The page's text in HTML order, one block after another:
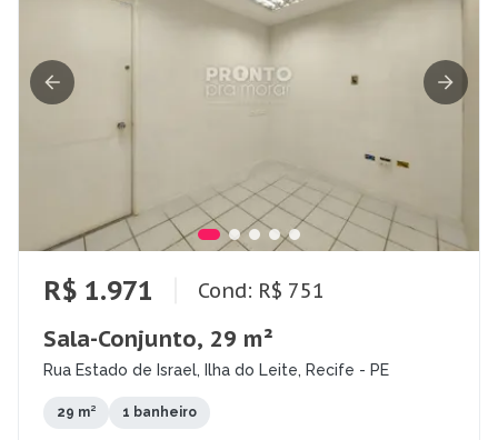
R$ 1.971 Cond: R$ 751
Sala-Conjunto, 29 m²
Rua Estado de Israel, Ilha do Leite, Recife - PE
29 m² 1 banheiro